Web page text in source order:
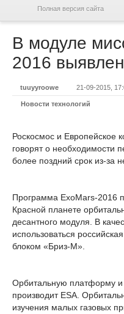
Полная версия сайта
В модуле
2016
tuuyyroowe 21-09-2015,
Новости технологий
Роскосмос и Европейское
говорят о необходимости
более поздний срок из-за
Программа ExoMars-2016
Красной планете
десантного модуля. В
использоваться
блоком «Бриз-М».
Орбитальную платформу
производит ESA.
изучения малых газовых